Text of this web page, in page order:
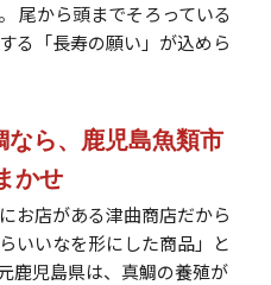
尾から頭までそろっている
る「長寿の願い」が込めら
ら、鹿児島魚類市
かせ
お店がある津曲商店だから
いいなを形にした商品」と
鹿児島県は、真鯛の養殖が